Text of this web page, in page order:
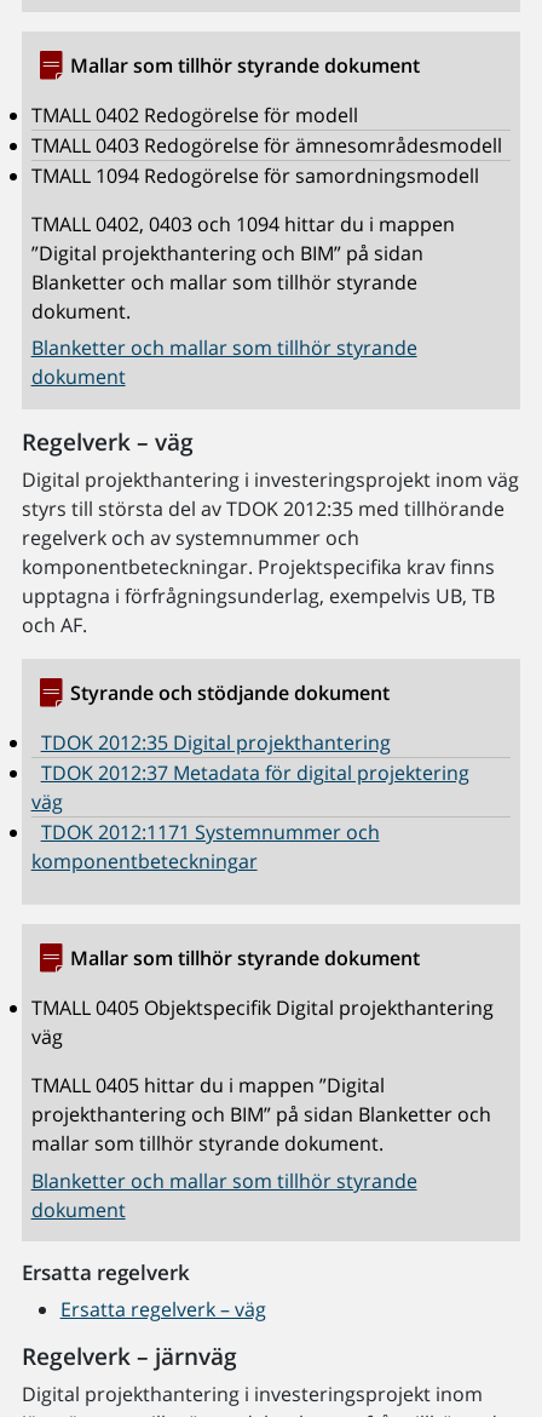
Mallar som tillhör styrande dokument
TMALL 0402 Redogörelse för modell
TMALL 0403 Redogörelse för ämnesområdesmodell
TMALL 1094 Redogörelse för samordningsmodell
TMALL 0402, 0403 och 1094 hittar du i mappen
”Digital projekthantering och BIM” på sidan
Blanketter och mallar som tillhör styrande
dokument.
Blanketter och mallar som tillhör styrande
dokument
Regelverk – väg
Digital projekthantering i investeringsprojekt inom väg
styrs till största del av TDOK 2012:35 med tillhörande
regelverk och av systemnummer och
komponentbeteckningar. Projektspecifika krav finns
upptagna i förfrågningsunderlag, exempelvis UB, TB
och AF.
Styrande och stödjande dokument
TDOK 2012:35 Digital projekthantering
TDOK 2012:37 Metadata för digital projektering
väg
TDOK 2012:1171 Systemnummer och
komponentbeteckningar
Mallar som tillhör styrande dokument
TMALL 0405 Objektspecifik Digital projekthantering
väg
TMALL 0405 hittar du i mappen ”Digital
projekthantering och BIM” på sidan Blanketter och
mallar som tillhör styrande dokument.
Blanketter och mallar som tillhör styrande
dokument
Ersatta regelverk
Ersatta regelverk – väg
Regelverk – järnväg
Digital projekthantering i investeringsprojekt inom